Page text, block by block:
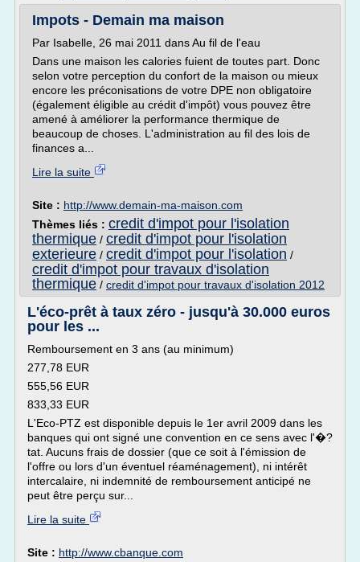
Impots - Demain ma maison
Par Isabelle, 26 mai 2011 dans Au fil de l'eau
Dans une maison les calories fuient de toutes part. Donc
selon votre perception du confort de la maison ou mieux
encore les préconisations de votre DPE non obligatoire
(également éligible au crédit d'impôt) vous pouvez être
amené à améliorer la performance thermique de
beaucoup de choses. L'administration au fil des lois de
finances a...
Lire la suite
Site : http://www.demain-ma-maison.com
Thèmes liés : credit d'impot pour l'isolation
thermique / credit d'impot pour l'isolation
exterieure / credit d'impot pour l'isolation /
credit d'impot pour travaux d'isolation
thermique / credit d'impot pour travaux d'isolation 2012
L'éco-prêt à taux zéro - jusqu'à 30.000 euros
pour les ...
Remboursement en 3 ans (au minimum)
277,78 EUR
555,56 EUR
833,33 EUR
L'Eco-PTZ est disponible depuis le 1er avril 2009 dans les
banques qui ont signé une convention en ce sens avec l'�?
tat. Aucuns frais de dossier (que ce soit à l'émission de
l'offre ou lors d'un éventuel réaménagement), ni intérêt
intercalaire, ni indemnité de remboursement anticipé ne
peut être perçu sur...
Lire la suite
Site : http://www.cbanque.com